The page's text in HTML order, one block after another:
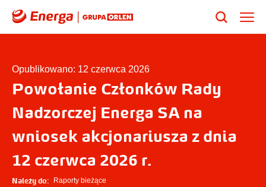
Opublikowano: 12 czerwca 2026
Powołanie Członków Rady
Nadzorczej Energa SA na
wniosek akcjonariusza z dnia
12 czerwca 2026 r.
Należy do: Raporty bieżące